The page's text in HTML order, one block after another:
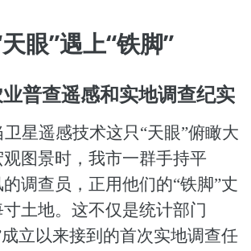
眼”遇上“铁脚”
普查遥感和实地调查纪实
星遥感技术这只“天眼”俯瞰大
图景时， 我市一群手持平
调查员，正用他们的“铁脚”丈
寸土地。这不仅是统计部门
成立以来接到的首次实地调查任